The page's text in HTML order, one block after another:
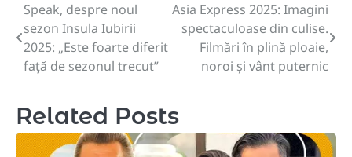
Post
navigation
Speak, despre noul
sezon Insula Iubirii
2025: „Este foarte diferit
față de sezonul trecut”
Asia Express 2025: Imagini
spectaculoase din culise.
Filmări în plină ploaie,
noroi și vânt puternic
Related Posts